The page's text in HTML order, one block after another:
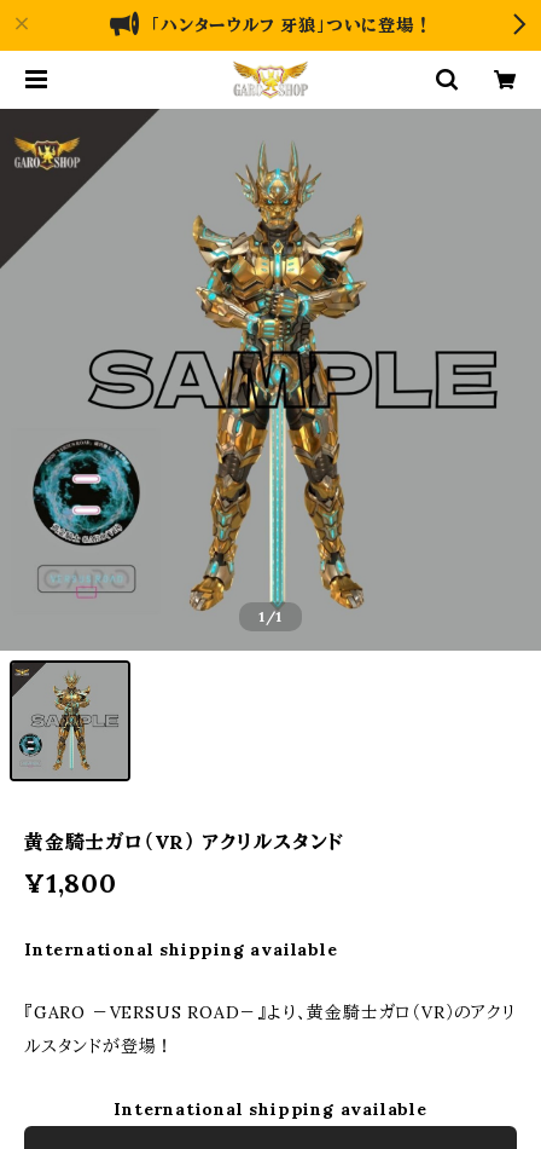
「ハンターウルフ 牙狼」ついに登場！
1 /1
黄金騎士ガロ（VR） アクリルスタンド
¥1,800
International shipping available
『GARO －VERSUS ROAD－』より、黄金騎士ガロ（VR）のアクリ
ルスタンドが登場！
International shipping available